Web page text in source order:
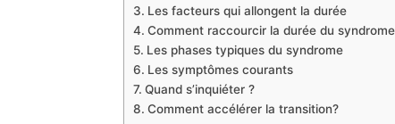
Les facteurs qui allongent la durée
Comment raccourcir la durée du
Les phases typiques du syndrome
Les symptômes courants
Quand s’inquiéter ?
Comment accélérer la transition?